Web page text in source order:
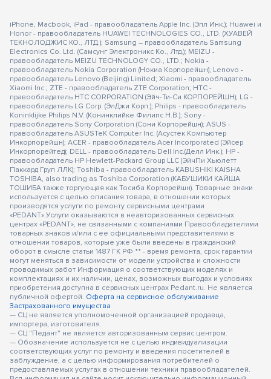
iPhone, Macbook, iPad - правообладатель Apple Inc. (Эпл Инк.); Huawei и
Honor - правообладатель HUAWEI TECHNOLOGIES CO., LTD. (ХУАВЕЙ
ТЕКНОЛОДЖИС КО., ЛТД.); Samsung – правообладатель Samsung
Electronics Co. Ltd. (Самсунг Электроникс Ко., Лтд.); MEIZU -
правообладатель MEIZU TECHNOLOGY CO., LTD.; Nokia -
правообладатель Nokia Corporation (Нокиа Корпорейшн); Lenovo -
правообладатель Lenovo (Beijing) Limited; Xiaomi - правообладатель
Xiaomi Inc.; ZTE - правообладатель ZTE Corporation; HTC -
правообладатель HTC CORPORATION (Эйч-Ти-Си КОРПОРЕЙШН); LG -
правообладатель LG Corp. (ЭлДжи Корп.); Philips - правообладатель
Koninklijke Philips N.V. (Конинклийке Филипс Н.В.); Sony -
правообладатель Sony Corporation (Сони Корпорейшн); ASUS -
правообладатель ASUSTeK Computer Inc. (Асустек Компьютер
Инкорпорейшн); ACER - правообладатель Acer Incorporated (Эйсер
Инкорпорейтед); DELL - правообладатель Dell Inc.(Делл Инк.); HP -
правообладатель HP Hewlett-Packard Group LLC (ЭйчПи Хьюлетт
Паккард Груп ЛЛК); Toshiba - правообладатель KABUSHIKI KAISHA
TOSHIBA, also trading as Toshiba Corporation (КАБУШИКИ КАЙША
ТОШИБА также торгующая как Тосиба Корпорейшн). Товарные знаки
используется с целью описания товара, в отношении которых
производятся услуги по ремонту сервисными центрами
«PEDANT».Услуги оказываются в неавторизованных сервисных
центрах «PEDANT», не связанными с компаниями Правообладателями
товарных знаков и/или с ее официальными представителями в
отношении товаров, которые уже были введены в гражданский
оборот в смысле статьи 1487 ГК РФ ** - время ремонта, срок гарантии
могут меняться в зависимости от модели устройства и сложности
проводимых работ Информация о соответствующих моделях и
комплектациях и их наличии, ценах, возможных выгодах и условиях
приобретения доступна в сервисных центрах Pedant.ru. Не является
публичной офертой. Оферта на сервисное обслуживание
Застрахованного имущества
— СЦ не является уполномоченной организацией продавца,
импортера, изготовителя.
— СЦ "Педант" не является авторизованным сервис центром.
— Обозначение используется не с целью индивидуализации
соответствующих услуг по ремонту и введения посетителей в
заблуждение, а с целью информирования потребителей о
предоставляемых услугах в отношении техники правообладателей.